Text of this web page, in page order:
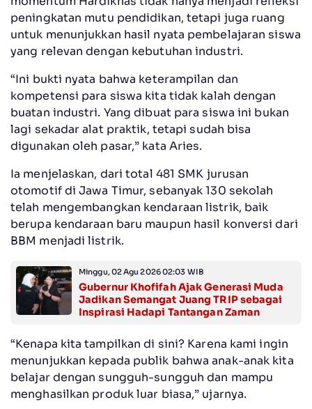
peningkatan mutu pendidikan, tetapi juga ruang
untuk menunjukkan hasil nyata pembelajaran siswa
yang relevan dengan kebutuhan industri.
“Ini bukti nyata bahwa keterampilan dan
kompetensi para siswa kita tidak kalah dengan
buatan industri. Yang dibuat para siswa ini bukan
lagi sekadar alat praktik, tetapi sudah bisa
digunakan oleh pasar,” kata Aries.
Ia menjelaskan, dari total 481 SMK jurusan
otomotif di Jawa Timur, sebanyak 130 sekolah
telah mengembangkan kendaraan listrik, baik
berupa kendaraan baru maupun hasil konversi dari
BBM menjadi listrik.
Minggu, 02 Agu 2026 02:03 WIB
Gubernur Khofifah Ajak Generasi Muda
Jadikan Semangat Juang TRIP sebagai
Inspirasi Hadapi Tantangan Zaman
“Kenapa kita tampilkan di sini? Karena kami ingin
menunjukkan kepada publik bahwa anak-anak kita
belajar dengan sungguh-sungguh dan mampu
menghasilkan produk luar biasa,” ujarnya.